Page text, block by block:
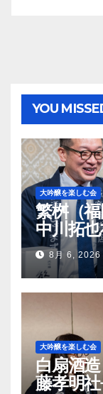
YOU
大吟醸を楽しむ会
繁桝（
中川拓
8月 6, 2026
大吟醸を楽しむ会
白扇酒
藤孝明